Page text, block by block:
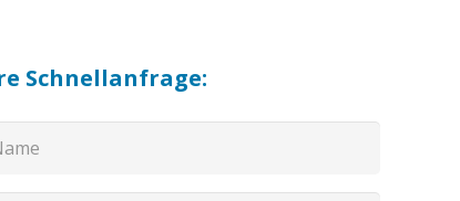
Ihre Schnellanfrage: